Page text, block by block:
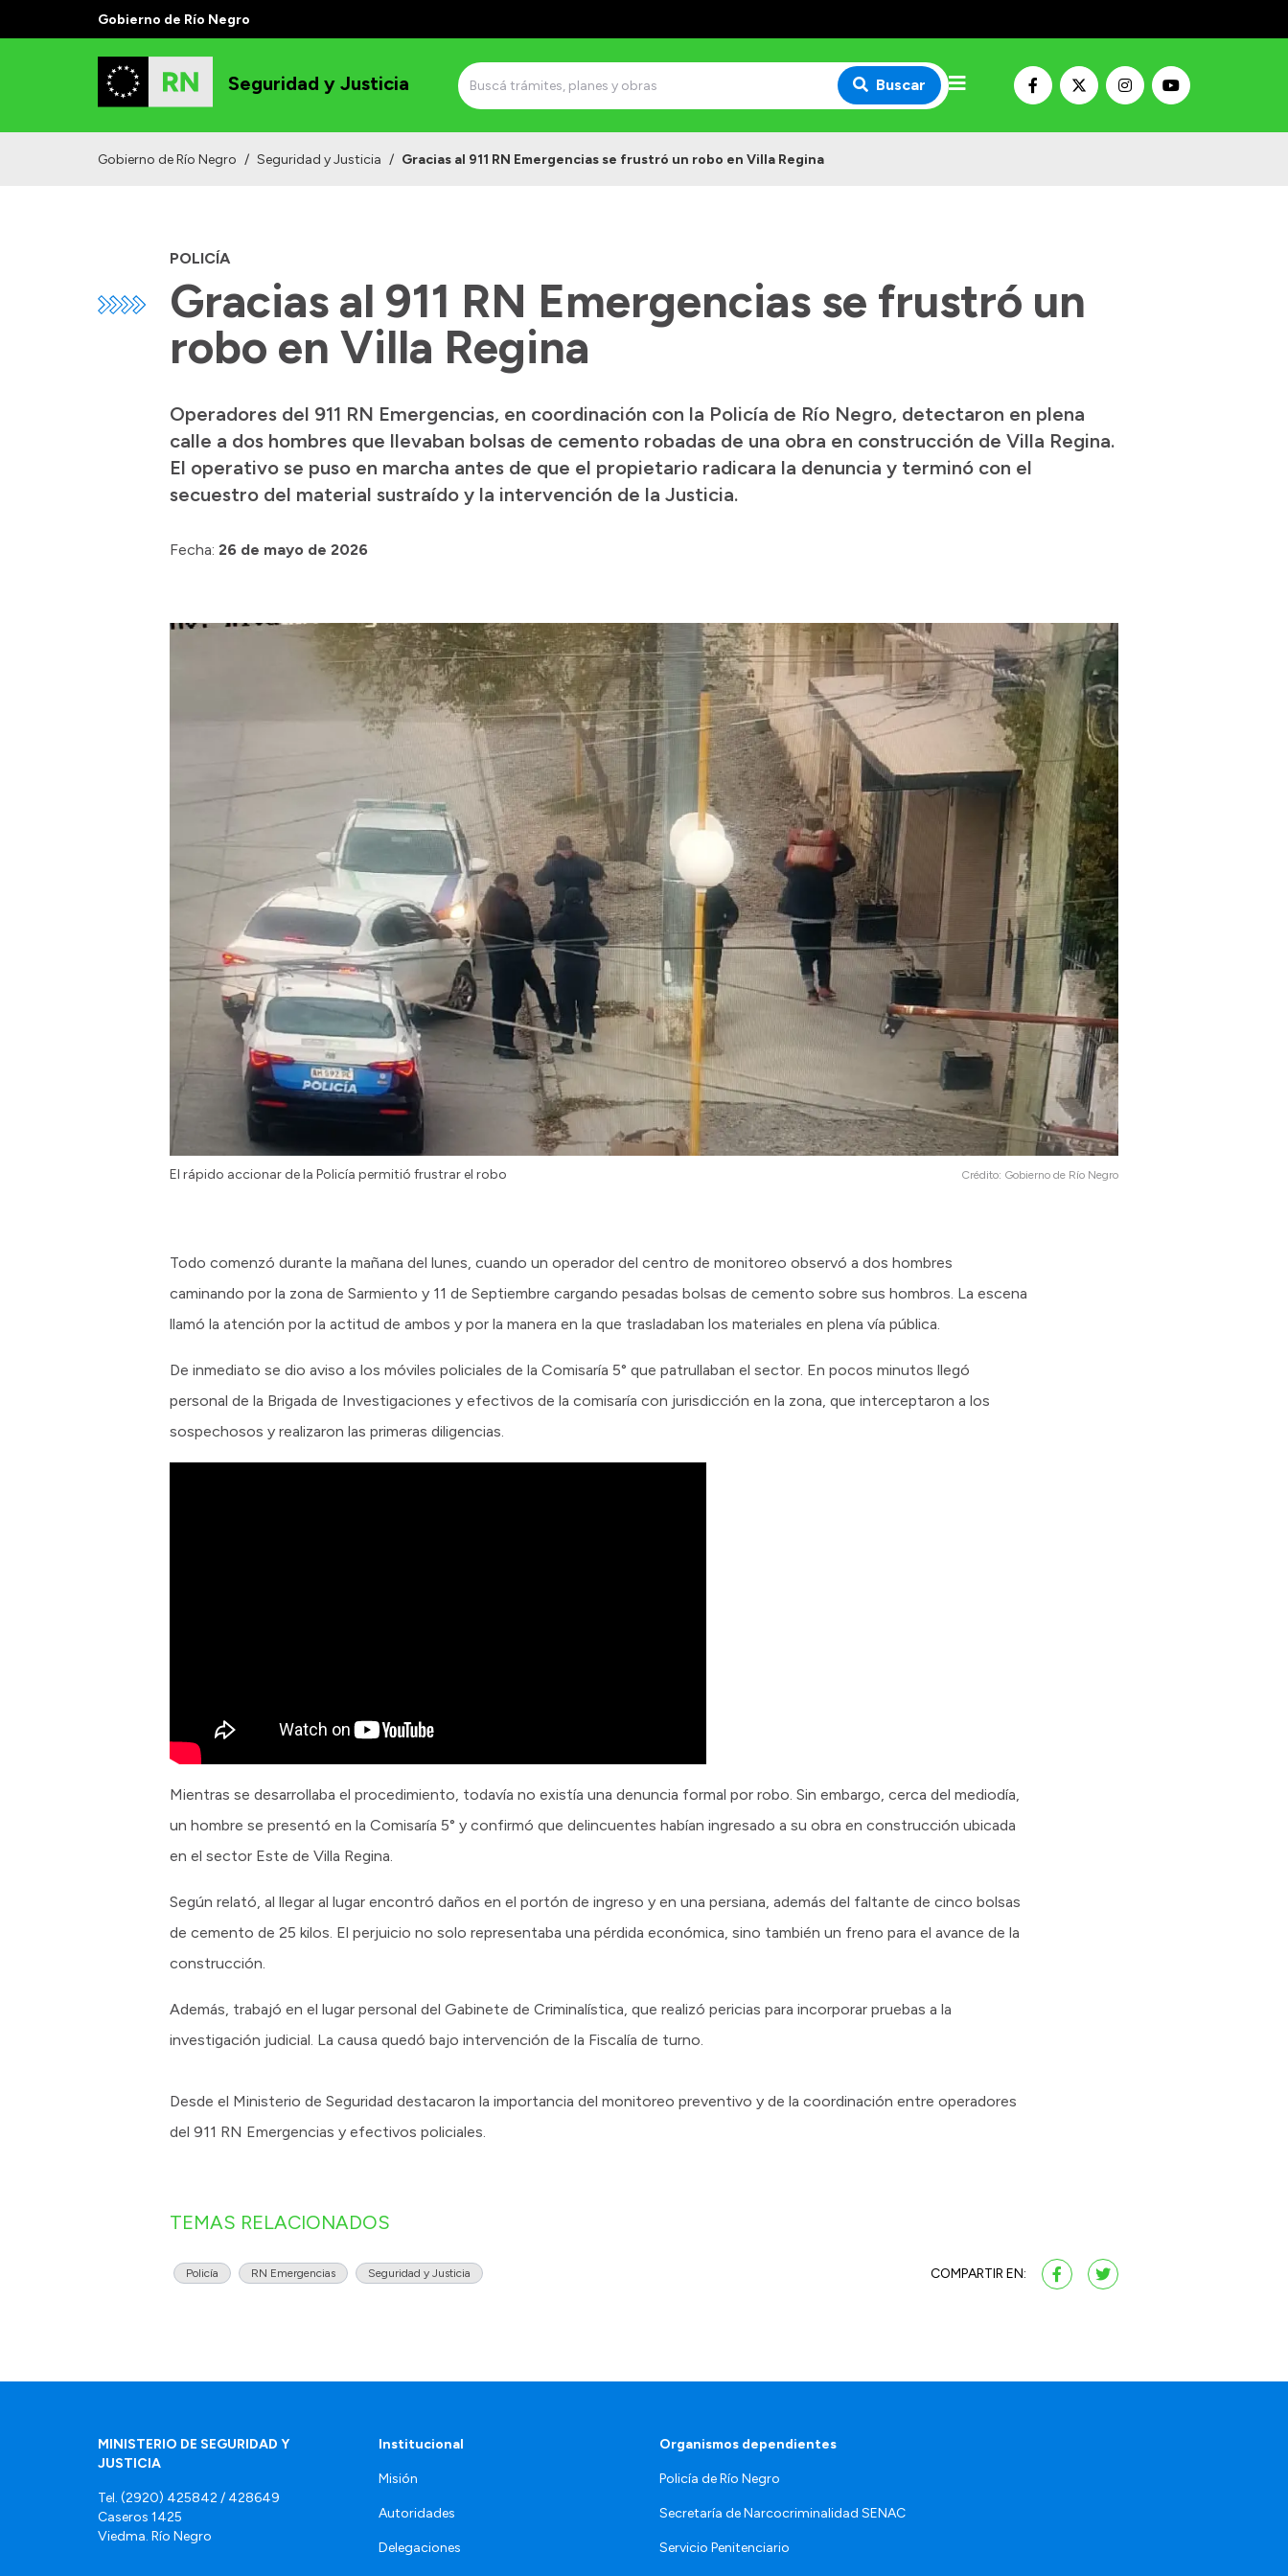
Gobierno de Río Negro
Seguridad y Justicia Buscar
Gobierno de Río Negro / Seguridad y Justicia / Gracias al 911 RN Emergencias se frustró un robo en Villa Regina
POLICÍA
Gracias al 911 RN Emergencias se frustró un
robo en Villa Regina
Operadores del 911 RN Emergencias, en coordinación con la Policía de Río Negro, detectaron en plena
calle a dos hombres que llevaban bolsas de cemento robadas de una obra en construcción de Villa Regina.
El operativo se puso en marcha antes de que el propietario radicara la denuncia y terminó con el
secuestro del material sustraído y la intervención de la Justicia.
Fecha: 26 de mayo de 2026
El rápido accionar de la Policía permitió frustrar el robo Crédito: Gobierno de Río Negro
Todo comenzó durante la mañana del lunes, cuando un operador del centro de monitoreo observó a dos hombres
caminando por la zona de Sarmiento y 11 de Septiembre cargando pesadas bolsas de cemento sobre sus hombros. La escena
llamó la atención por la actitud de ambos y por la manera en la que trasladaban los materiales en plena vía pública.
De inmediato se dio aviso a los móviles policiales de la Comisaría 5° que patrullaban el sector. En pocos minutos llegó
personal de la Brigada de Investigaciones y efectivos de la comisaría con jurisdicción en la zona, que interceptaron a los
sospechosos y realizaron las primeras diligencias.
Mientras se desarrollaba el procedimiento, todavía no existía una denuncia formal por robo. Sin embargo, cerca del mediodía,
un hombre se presentó en la Comisaría 5° y confirmó que delincuentes habían ingresado a su obra en construcción ubicada
en el sector Este de Villa Regina.
Según relató, al llegar al lugar encontró daños en el portón de ingreso y en una persiana, además del faltante de cinco bolsas
de cemento de 25 kilos. El perjuicio no solo representaba una pérdida económica, sino también un freno para el avance de la
construcción.
Además, trabajó en el lugar personal del Gabinete de Criminalística, que realizó pericias para incorporar pruebas a la
investigación judicial. La causa quedó bajo intervención de la Fiscalía de turno.
Desde el Ministerio de Seguridad destacaron la importancia del monitoreo preventivo y de la coordinación entre operadores
del 911 RN Emergencias y efectivos policiales.
TEMAS RELACIONADOS
Policía RN Emergencias Seguridad y Justicia COMPARTIR EN:
MINISTERIO DE SEGURIDAD Y
JUSTICIA
Tel. (2920) 425842 / 428649
Caseros 1425
Viedma. Río Negro
Institucional
Misión
Autoridades
Delegaciones
Organismos dependientes
Policía de Río Negro
Secretaría de Narcocriminalidad SENAC
Servicio Penitenciario